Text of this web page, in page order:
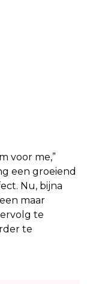
voor me,”
een groeiend
Nu, bijna
maar
te
te